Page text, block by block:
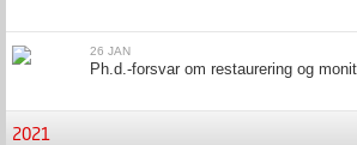
26 JAN
Ph.d.-forsvar om restaurering og
2021